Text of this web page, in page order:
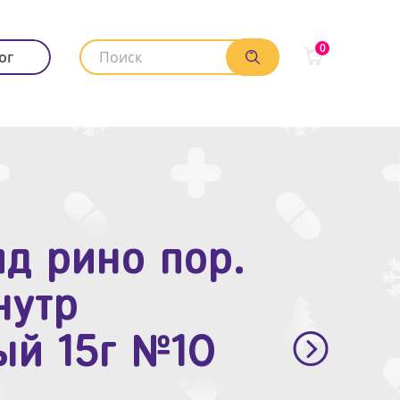
0
рино пор.
15г №10
п.п.о. 10мг